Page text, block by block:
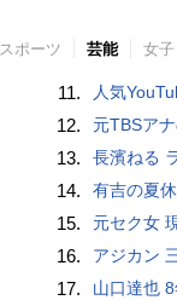
スポーツ 芸能 女子
11. 人気
12. 元TBSア
13. 長濱ねる
14. 有吉の夏
15. 元セク女
16. アジカン
17. 山口達也